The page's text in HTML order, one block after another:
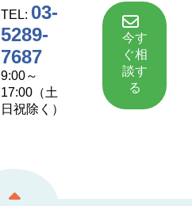
TEL: 03-
5289-
7687
9:00～
17:00（土
日祝除く）
今す
ぐ相
談す
る